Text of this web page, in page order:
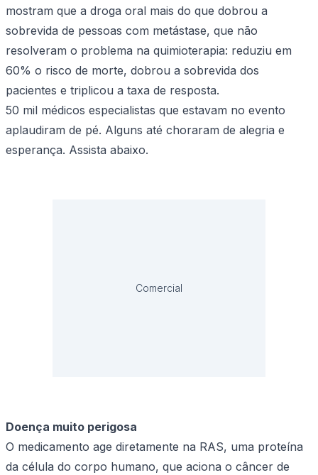
mostram que a droga oral mais do que dobrou a
sobrevida de pessoas com metástase, que não
resolveram o problema na quimioterapia: reduziu em
60% o risco de morte, dobrou a sobrevida dos
pacientes e triplicou a taxa de resposta.
50 mil médicos especialistas que estavam no evento
aplaudiram de pé. Alguns até choraram de alegria e
esperança. Assista abaixo.
Comercial
Doença muito perigosa
O medicamento age diretamente na RAS, uma proteína
da célula do corpo humano, que aciona o câncer de